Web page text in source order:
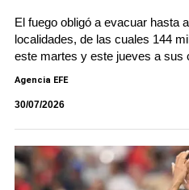
El fuego obligó a evacuar hasta
localidades, de las cuales 144
este martes y este jueves a sus
Agencia EFE
30/07/2026